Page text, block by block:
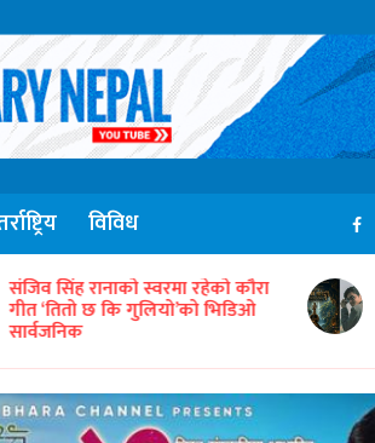
विविध
‘समयको धुनः अधुरो सारङ्गी’ छायाङ्कनको
तयारीमा